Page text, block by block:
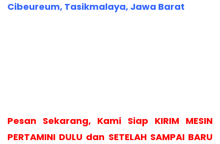
Cibeureum, Tasikmalaya, Jawa Barat
Pesan Sekarang, Kami Siap KIRIM MESIN
PERTAMINI DULU dan SETELAH SAMPAI BARU